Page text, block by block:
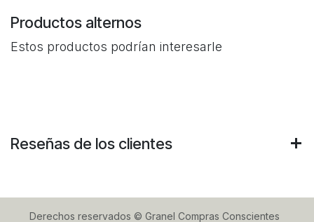
Productos alternos
Estos productos podrían interesarle
Reseñas de los clientes
Derechos reservados © Granel Compras Conscientes